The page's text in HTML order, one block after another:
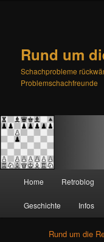
Rund um
Schachprobleme
Problemschachfreunde
Zum
primären
Inhalt
Zum
sekundären
Inhalt
Home Retroblog
Geschichte Infos
Rund um die